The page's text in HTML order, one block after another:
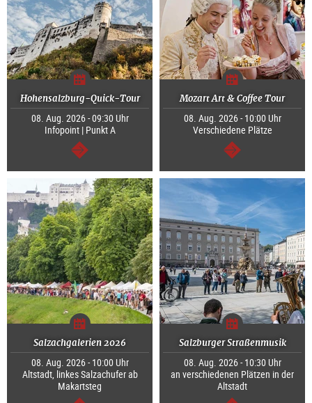
Hohensalzburg-Quick-Tour
08. Aug. 2026 - 09:30 Uhr
Infopoint | Punkt A
weiter
Mozart Art & Coffee Tour
08. Aug. 2026 - 10:00 Uhr
Verschiedene Plätze
weiter
Salzachgalerien 2026
08. Aug. 2026 - 10:00 Uhr
Altstadt, linkes Salzachufer ab
Makartsteg
Salzburger Straßenmusik
08. Aug. 2026 - 10:30 Uhr
an verschiedenen Plätzen in der
Altstadt